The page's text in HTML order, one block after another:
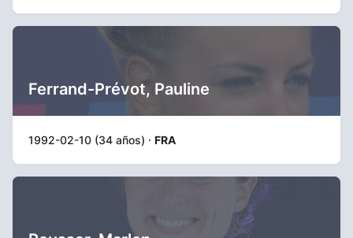
Ferrand-Prévot, Pauline
1992-02-10 (34 años) · FRA